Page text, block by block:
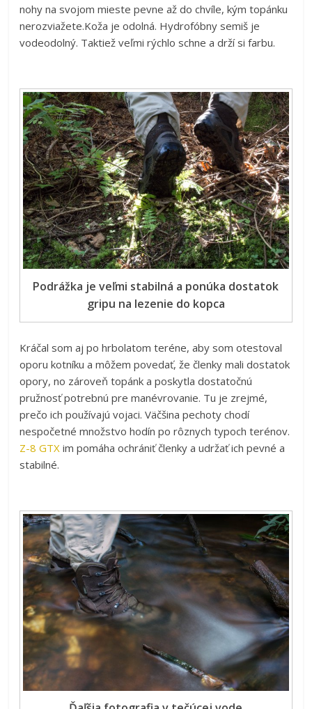
nohy na svojom mieste pevne až do chvíle, kým topánku
nerozviažete.Koža je odolná. Hydrofóbny semiš je
vodeodolný. Taktiež veľmi rýchlo schne a drží si farbu.
Podrážka je veľmi stabilná a ponúka dostatok
gripu na lezenie do kopca
Kráčal som aj po hrbolatom teréne, aby som otestoval
oporu kotníku a môžem povedať, že členky mali dostatok
opory, no zároveň topánk a poskytla dostatočnú
pružnosť potrebnú pre manévrovanie. Tu je zrejmé,
prečo ich používajú vojaci. Väčšina pechoty chodí
nespočetné množstvo hodín po rôznych typoch terénov.
Z-8 GTX im pomáha ochrániť členky a udržať ich pevné a
stabilné.